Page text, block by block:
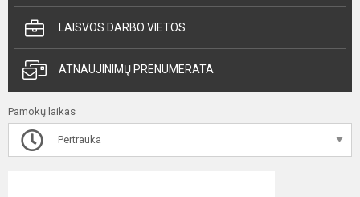
LAISVOS DARBO VIETOS
ATNAUJINIMŲ PRENUMERATA
Pamokų laikas
Pertrauka